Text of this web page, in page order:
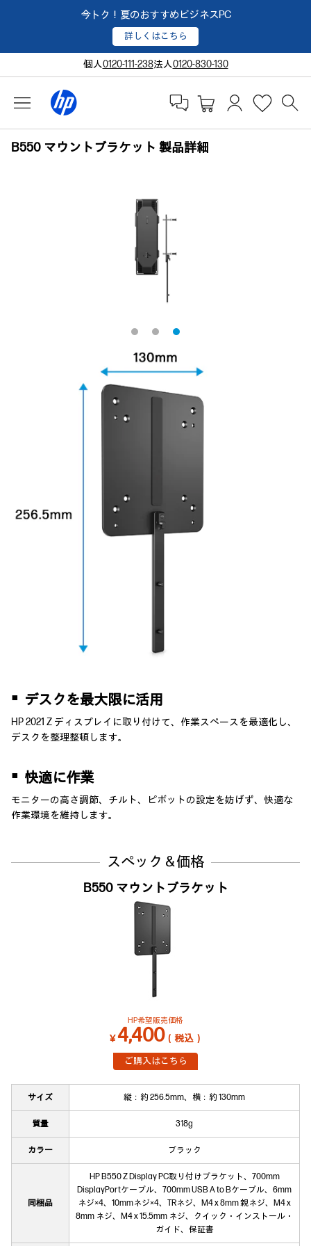
今トク！夏のおすすめビジネスPC
詳しくはこちら
個人0120-111-238法人0120-830-130
B550 マウントブラケット 製品詳細
▪ デスクを最大限に活用
HP 2021 Z ディスプレイに取り付けて、作業スぺースを最適化し、
デスクを整理整頓します。
▪ 快適に作業
モニターの高さ調節、チルト、ピボットの設定を妨げず、快適な
作業環境を維持します。
スペック＆価格
B550 マウントブラケット
HP希望販売価格
￥4,400（税込）
ご購入はこちら
サイズ 縦：約 256.5mm、横：約 130mm
質量 318g
カラー ブラック
同梱品
HP B550 Z Display PC取り付けブラケット、700mm
DisplayPortケーブル、 700mm USB A to Bケーブル、6mm
ネジ×4、10mmネジ×4、TRネジ、M4 x 8mm 親ネジ、 M4 x
8mm ネジ、M4 x 15.5mm ネジ、クイック・インストール・
ガイド、保証書